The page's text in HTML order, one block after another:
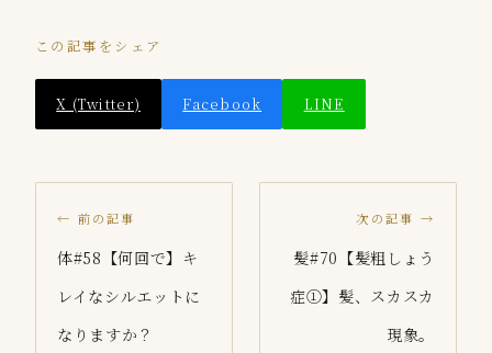
この記事をシェア
X (Twitter) Facebook LINE
← 前の記事
体#58【何回で】キ
レイなシルエットに
なりますか？
次の記事 →
髪#70【髪粗しょう
症①】髪、スカスカ
現象。